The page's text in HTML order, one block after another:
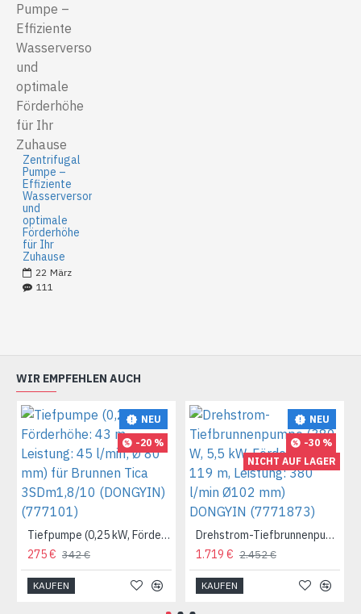
Zentrifugal
Pumpe –
Effiziente
Wasserversorgung
und
optimale
Förderhöhe
für Ihr
Zuhause
22 März
111
WIR EMPFEHLEN AUCH
NEU
-20 %
Tiefpumpe (0,25 kW, Förderhöhe: 43 m, Leistung: 45 l/min; Ø 80 mm) für Brunnen Tica 3SDm1,8/10 (DONGYIN) (777101)
275 € 342 €
KAUFEN
NEU
-30 %
NICHT AUF LAGER
Drehstrom-Tiefbrunnenpumpe (380 W, 5,5 kW, Förderhöhe: 119 m, Leistung: 380 l/min Ø102 mm) DONGYIN (7771873)
1.719 € 2.452 €
KAUFEN